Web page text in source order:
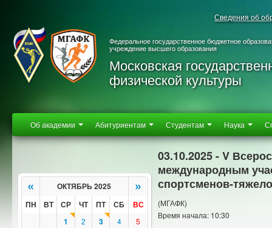
Сведения об
Федеральное государственное бюджетное
учреждение высшего образования
Московская
физической культуры
Об академии Абитуриентам Студентам Наука
« ОКТЯБРЬ 2025 »
ПН ВТ СР ЧТ ПТ СБ
ВС
1
2 3 4
5
03.10.2025 - V
международным
спортсменов-
(МГАФК)
Время начала: 10:30